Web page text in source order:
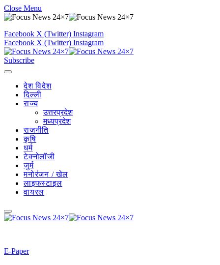
Close Menu
Facebook X (Twitter) Instagram
Facebook X (Twitter) Instagram
Subscribe
देश विदेश
दिल्ली
राज्य
उत्तरप्रदेश
मध्यप्रदेश
राजनीति
कृषि
धर्म
टेक्नोलॉजी
जुर्म
मनोरंजन / खेल
लाइफस्टाइल
वायरल
E-Paper